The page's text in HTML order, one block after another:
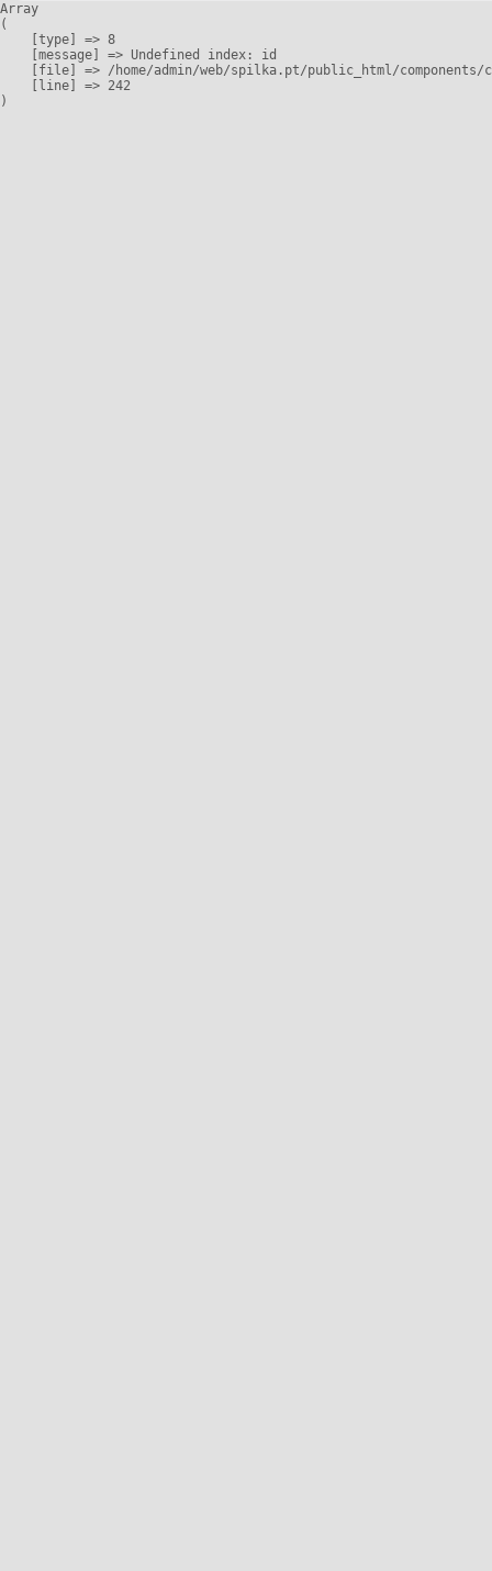
Array
(
    [type] => 8
    [message] => Undefined index: id
[file] => /home/admin/web/spilka.pt/public_html/
    [line] => 242